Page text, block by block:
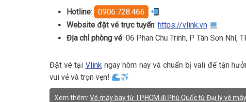
Hotline:
0906.728.466
Website đặt vé trực tuyến: https://vlink.vn
Địa chỉ phòng vé: 06 Phan Chu Trinh, P Tân Sơn Nhì,
Đặt vé tại Vlinkngay hôm nay và chuẩn bị vali để tận
vui vẻ và trọn vẹn!
Xem thêm: Vé máy bay từ TP.HCM đi Phú Quốc từ Đại lý vé